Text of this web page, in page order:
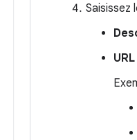
Saisissez
URL